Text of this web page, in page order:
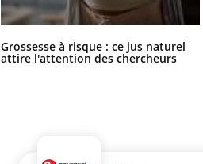
Grossesse à risque : ce jus naturel
attire l'attention des chercheurs